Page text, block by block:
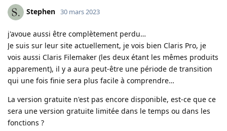
Stephen 30 mars 2023
j'avoue aussi être complètement perdu…
Je suis sur leur site actuellement, je vois bien Claris Pro, je
vois aussi Claris Filemaker (les deux étant les mêmes produits
apparement), il y a aura peut-être une période de transition
qui une fois finie sera plus facile à comprendre…
La version gratuite n'est pas encore disponible, est-ce que ce
sera une version gratuite limitée dans le temps ou dans les
fonctions ?